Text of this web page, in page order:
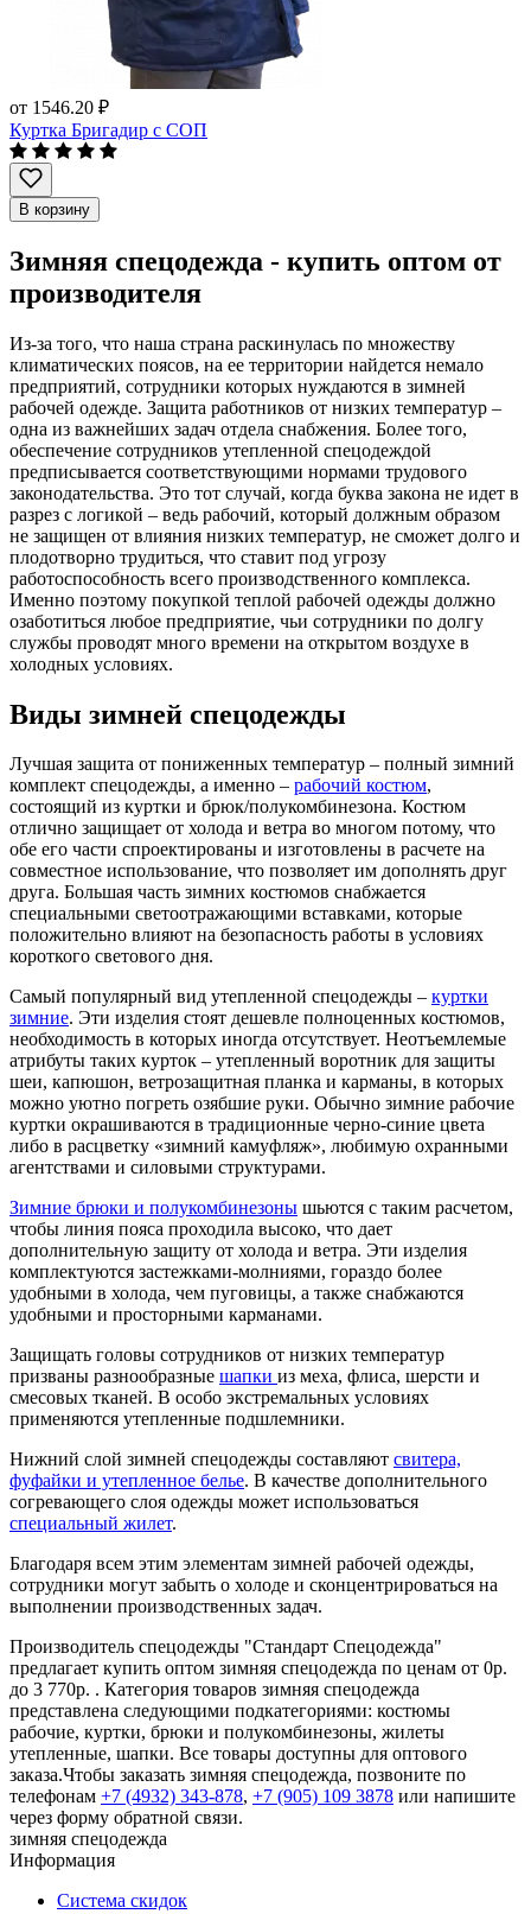
от 1546.20 ₽
Куртка Бригадир с СОП
В корзину
Зимняя спецодежда - купить оптом от
производителя
Из-за того, что наша страна раскинулась по множеству
климатических поясов, на ее территории найдется немало
предприятий, сотрудники которых нуждаются в зимней
рабочей одежде. Защита работников от низких температур –
одна из важнейших задач отдела снабжения. Более того,
обеспечение сотрудников утепленной спецодеждой
предписывается соответствующими нормами трудового
законодательства. Это тот случай, когда буква закона не идет в
разрез с логикой – ведь рабочий, который должным образом
не защищен от влияния низких температур, не сможет долго и
плодотворно трудиться, что ставит под угрозу
работоспособность всего производственного комплекса.
Именно поэтому покупкой теплой рабочей одежды должно
озаботиться любое предприятие, чьи сотрудники по долгу
службы проводят много времени на открытом воздухе в
холодных условиях.
Виды зимней спецодежды
Лучшая защита от пониженных температур – полный зимний
комплект спецодежды, а именно – рабочий костюм,
состоящий из куртки и брюк/полукомбинезона. Костюм
отлично защищает от холода и ветра во многом потому, что
обе его части спроектированы и изготовлены в расчете на
совместное использование, что позволяет им дополнять друг
друга. Большая часть зимних костюмов снабжается
специальными светоотражающими вставками, которые
положительно влияют на безопасность работы в условиях
короткого светового дня.
Самый популярный вид утепленной спецодежды – куртки
зимние. Эти изделия стоят дешевле полноценных костюмов,
необходимость в которых иногда отсутствует. Неотъемлемые
атрибуты таких курток – утепленный воротник для защиты
шеи, капюшон, ветрозащитная планка и карманы, в которых
можно уютно погреть озябшие руки. Обычно зимние рабочие
куртки окрашиваются в традиционные черно-синие цвета
либо в расцветку «зимний камуфляж», любимую охранными
агентствами и силовыми структурами.
Зимние брюки и полукомбинезоны шьются с таким расчетом,
чтобы линия пояса проходила высоко, что дает
дополнительную защиту от холода и ветра. Эти изделия
комплектуются застежками-молниями, гораздо более
удобными в холода, чем пуговицы, а также снабжаются
удобными и просторными карманами.
Защищать головы сотрудников от низких температур
призваны разнообразные шапки из меха, флиса, шерсти и
смесовых тканей. В особо экстремальных условиях
применяются утепленные подшлемники.
Нижний слой зимней спецодежды составляют свитера,
фуфайки и утепленное белье. В качестве дополнительного
согревающего слоя одежды может использоваться
специальный жилет.
Благодаря всем этим элементам зимней рабочей одежды,
сотрудники могут забыть о холоде и сконцентрироваться на
выполнении производственных задач.
Производитель спецодежды "Стандарт Спецодежда"
предлагает купить оптом зимняя спецодежда по ценам от 0р.
до 3 770р. . Категория товаров зимняя спецодежда
представлена следующими подкатегориями: костюмы
рабочие, куртки, брюки и полукомбинезоны, жилеты
утепленные, шапки. Все товары доступны для оптового
заказа.Чтобы заказать зимняя спецодежда, позвоните по
телефонам +7 (4932) 343-878, +7 (905) 109 3878 или напишите
через форму обратной связи.
зимняя спецодежда
Информация
Система скидок